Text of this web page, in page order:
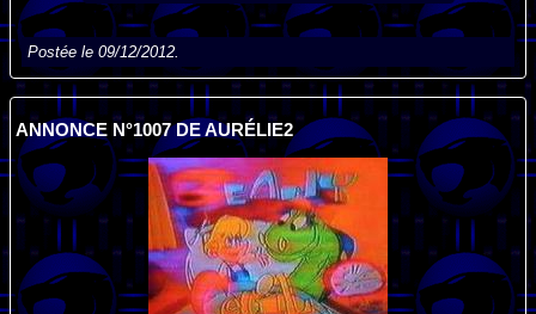
Postée le 09/12/2012.
ANNONCE N°1007 DE AURÉLIE2